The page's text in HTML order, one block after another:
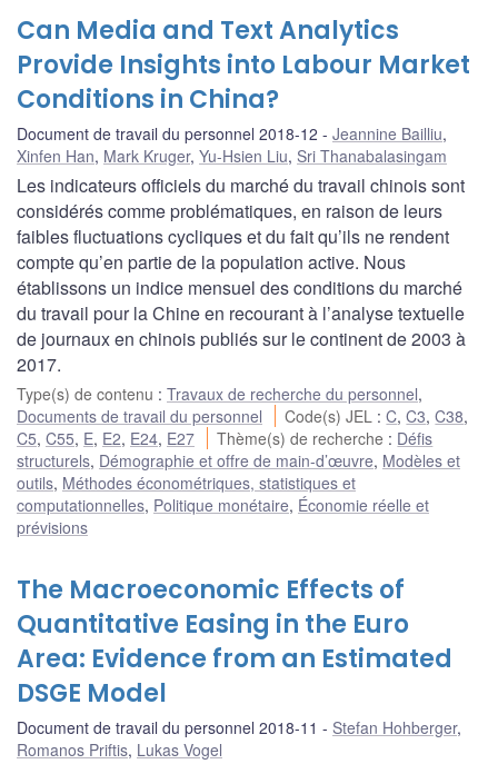
Can Media and Text Analytics
Provide Insights into Labour Market
Conditions in China?
Document de travail du personnel 2018-12 Jeannine Bailliu,
Xinfen Han, Mark Kruger, Yu-Hsien Liu, Sri Thanabalasingam
Les indicateurs officiels du marché du travail chinois sont
considérés comme problématiques, en raison de leurs
faibles fluctuations cycliques et du fait qu’ils ne rendent
compte qu’en partie de la population active. Nous
établissons un indice mensuel des conditions du marché
du travail pour la Chine en recourant à l’analyse textuelle
de journaux en chinois publiés sur le continent de 2003 à
2017.
Type(s) de contenu : Travaux de recherche du personnel,
Documents de travail du personnel
Code(s) JEL :C,C3,C38,
C5, C55, E, E2, E24, E27 Thème(s) de recherche : Défis
structurels, Démographie et offre de main-d’œuvre, Modèles et
outils, Méthodes économétriques, statistiques et
computationnelles, Politique monétaire, Économie réelle et
prévisions
The Macroeconomic Effects of
Quantitative Easing in the Euro
Area: Evidence from an Estimated
DSGE Model
Document de travail du personnel 2018-11 Stefan Hohberger,
Romanos Priftis, Lukas Vogel